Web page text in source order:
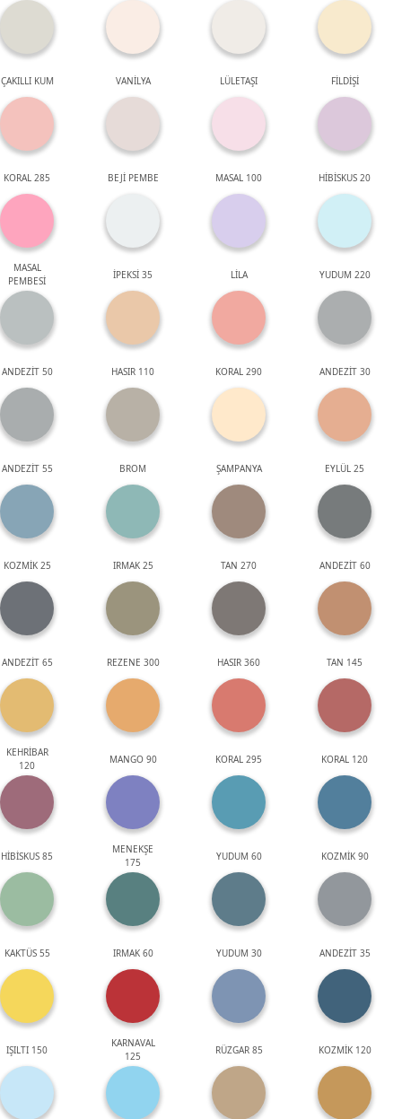
ÇAKILLI KUM VANİLYA LÜLETAŞI FİLDİŞİ
KORAL 285 BEJİ PEMBE MASAL 100 HİBİSKUS 20
MASAL
PEMBESİ
İPEKSİ 35 LİLA YUDUM 220
ANDEZİT 50 HASIR 110 KORAL 290 ANDEZİT 30
ANDEZİT 55 BROM ŞAMPANYA EYLÜL 25
KOZMİK 25 IRMAK 25 TAN 270 ANDEZİT 60
ANDEZİT 65 REZENE 300 HASIR 360 TAN 145
KEHRİBAR
120
MANGO 90 KORAL 295 KORAL 120
HİBİSKUS 85
MENEKŞE
175
YUDUM 60 KOZMİK 90
KAKTÜS 55 IRMAK 60 YUDUM 30 ANDEZİT 35
IŞILTI 150
KARNAVAL
125
RÜZGAR 85 KOZMİK 120